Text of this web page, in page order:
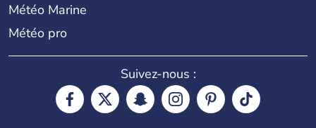
Météo Marine
Météo pro
Suivez-nous :